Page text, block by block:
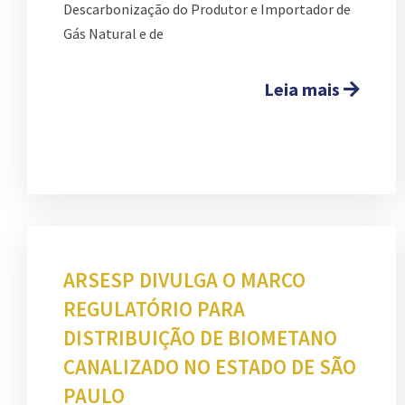
Descarbonização do Produtor e Importador de
Gás Natural e de
Leia mais
ARSESP DIVULGA O MARCO
REGULATÓRIO PARA
DISTRIBUIÇÃO DE BIOMETANO
CANALIZADO NO ESTADO DE SÃO
PAULO